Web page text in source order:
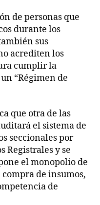
de personas que
durante los
sus
acrediten los
cumplir la
“Régimen de
que otra de las
el sistema de
seccionales por
Registrales y se
el monopolio de
compra de insumos,
de